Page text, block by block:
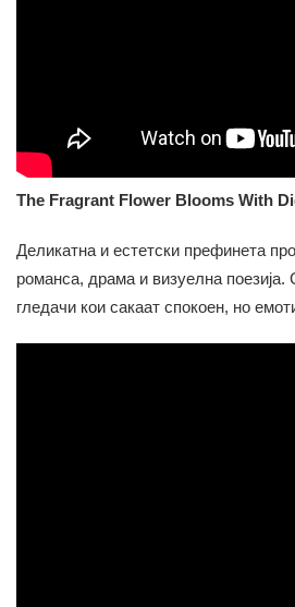
The Fragrant Flower Blooms With
Деликатна и естетски префинета
романса, драма и визуелна
гледачи кои сакаат спокоен, но